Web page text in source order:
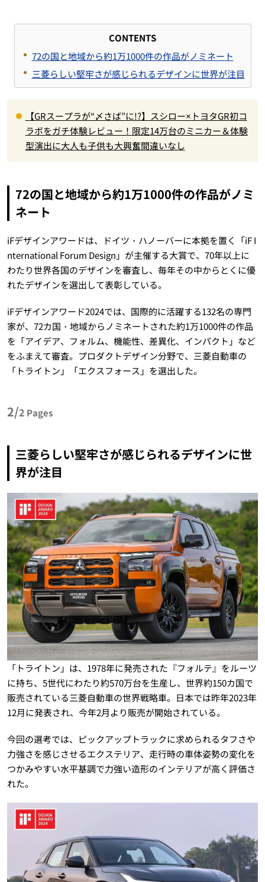
CONTENTS
72の国と地域から約1万1000件の作品がノミネート
三菱らしい堅牢さが感じられるデザインに世界が注目
【GRスープラが“〆さば”に!?】スシロー×トヨタGR初コ
ラボをガチ体験レビュー！限定14万台のミニカー＆体験
型演出に大人も子供も大興奮間違いなし
72の国と地域から約1万1000件の作品がノミ
ネート
iFデザインアワードは、ドイツ・ハノーバーに本拠を置く「iF I
nternational Forum Design」が主催する大賞で、70年以上に
わたり世界各国のデザインを審査し、毎年その中からとくに優
れたデザインを選出して表彰している。
iFデザインアワード2024では、国際的に活躍する132名の専門
家が、72カ国・地域からノミネートされた約1万1000件の作品
を「アイデア、フォルム、機能性、差異化、インパクト」など
をふまえて審査。プロダクトデザイン分野で、三菱自動車の
「トライトン」「エクスフォース」を選出した。
2/2 Pages
三菱らしい堅牢さが感じられるデザインに世
界が注目
「トライトン」は、1978年に発売された『フォルテ』をルーツ
に持ち、5世代にわたり約570万台を生産し、世界約150カ国で
販売されている三菱自動車の世界戦略車。日本では昨年2023年
12月に発表され、今年2月より販売が開始されている。
今回の選考では、ピックアップトラックに求められるタフさや
力強さを感じさせるエクステリア、走行時の車体姿勢の変化を
つかみやすい水平基調で力強い造形のインテリアが高く評価さ
れた。